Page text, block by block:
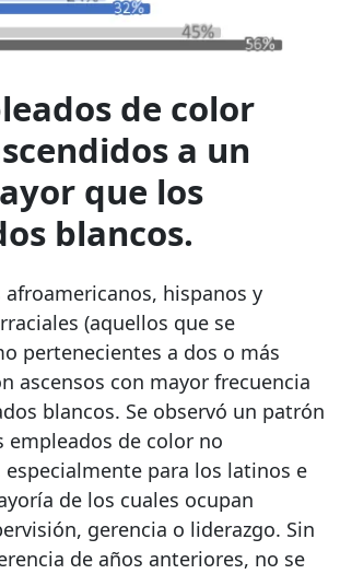
de color
a un
que los
blancos.
afroamericanos, hispanos y
(aquellos que se
pertenecientes a dos o más
ascensos con mayor frecuencia
blancos. Se observó un patrón
empleados de color no
especialmente para los latinos e
de los cuales ocupan
gerencia o liderazgo. Sin
de años anteriores, no se